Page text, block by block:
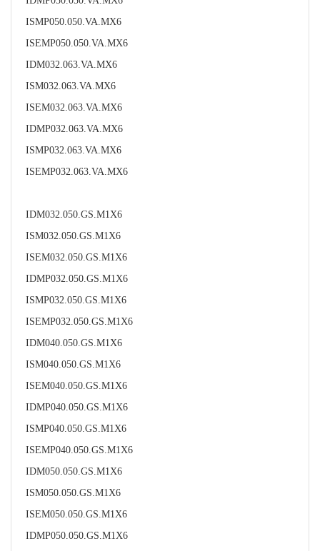
ISMP050.050.VA.MX6
ISEMP050.050.VA.MX6
IDM032.063.VA.MX6
ISM032.063.VA.MX6
ISEM032.063.VA.MX6
IDMP032.063.VA.MX6
ISMP032.063.VA.MX6
ISEMP032.063.VA.MX6
IDM032.050.GS.M1X6
ISM032.050.GS.M1X6
ISEM032.050.GS.M1X6
IDMP032.050.GS.M1X6
ISMP032.050.GS.M1X6
ISEMP032.050.GS.M1X6
IDM040.050.GS.M1X6
ISM040.050.GS.M1X6
ISEM040.050.GS.M1X6
IDMP040.050.GS.M1X6
ISMP040.050.GS.M1X6
ISEMP040.050.GS.M1X6
IDM050.050.GS.M1X6
ISM050.050.GS.M1X6
ISEM050.050.GS.M1X6
IDMP050.050.GS.M1X6